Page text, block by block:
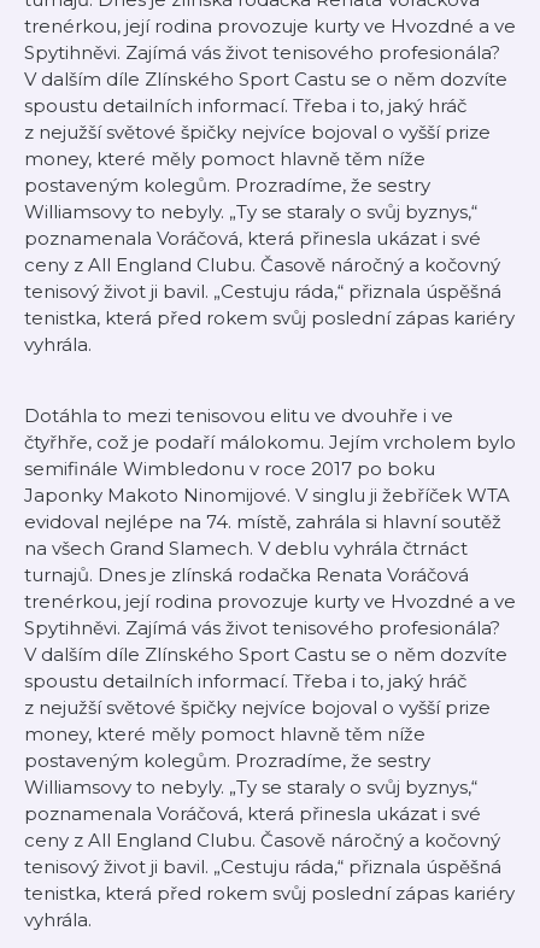
trenérkou, její rodina provozuje kurty ve Hvozdné a ve
Spytihněvi. Zajímá vás život tenisového profesionála?
V dalším díle Zlínského Sport Castu se o něm dozvíte
spoustu detailních informací. Třeba i to, jaký hráč
z nejužší světové špičky nejvíce bojoval o vyšší prize
money, které měly pomoct hlavně těm níže
postaveným kolegům. Prozradíme, že sestry
Williamsovy to nebyly. „Ty se staraly o svůj byznys,“
poznamenala Voráčová, která přinesla ukázat i své
ceny z All England Clubu. Časově náročný a kočovný
tenisový život ji bavil. „Cestuju ráda,“ přiznala úspěšná
tenistka, která před rokem svůj poslední zápas kariéry
vyhrála.
Dotáhla to mezi tenisovou elitu ve dvouhře i ve
čtyřhře, což je podaří málokomu. Jejím vrcholem bylo
semifinále Wimbledonu v roce 2017 po boku
Japonky Makoto Ninomijové. V singlu ji žebříček WTA
evidoval nejlépe na 74. místě, zahrála si hlavní soutěž
na všech Grand Slamech. V deblu vyhrála čtrnáct
turnajů. Dnes je zlínská rodačka Renata Voráčová
trenérkou, její rodina provozuje kurty ve Hvozdné a ve
Spytihněvi. Zajímá vás život tenisového profesionála?
V dalším díle Zlínského Sport Castu se o něm dozvíte
spoustu detailních informací. Třeba i to, jaký hráč
z nejužší světové špičky nejvíce bojoval o vyšší prize
money, které měly pomoct hlavně těm níže
postaveným kolegům. Prozradíme, že sestry
Williamsovy to nebyly. „Ty se staraly o svůj byznys,“
poznamenala Voráčová, která přinesla ukázat i své
ceny z All England Clubu. Časově náročný a kočovný
tenisový život ji bavil. „Cestuju ráda,“ přiznala úspěšná
tenistka, která před rokem svůj poslední zápas kariéry
vyhrála.